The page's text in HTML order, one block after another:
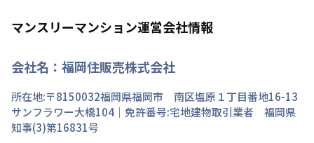
マンスリーマンション運営会社情報
会社名： 福岡住販売株式会社
所在地:〒8150032福岡県福岡市 南区塩原 １丁目番地16-13
サンフラワー大橋104｜免許番号:宅地建物取引業者 福岡県
知事(3)第16831号